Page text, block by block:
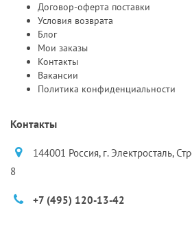
Договор-оферта поставки
Условия возврата
Блог
Мои заказы
Контакты
Вакансии
Политика конфиденциальности
Контакты
144001 Россия, г. Электросталь,
8
+7 (495) 120-13-42